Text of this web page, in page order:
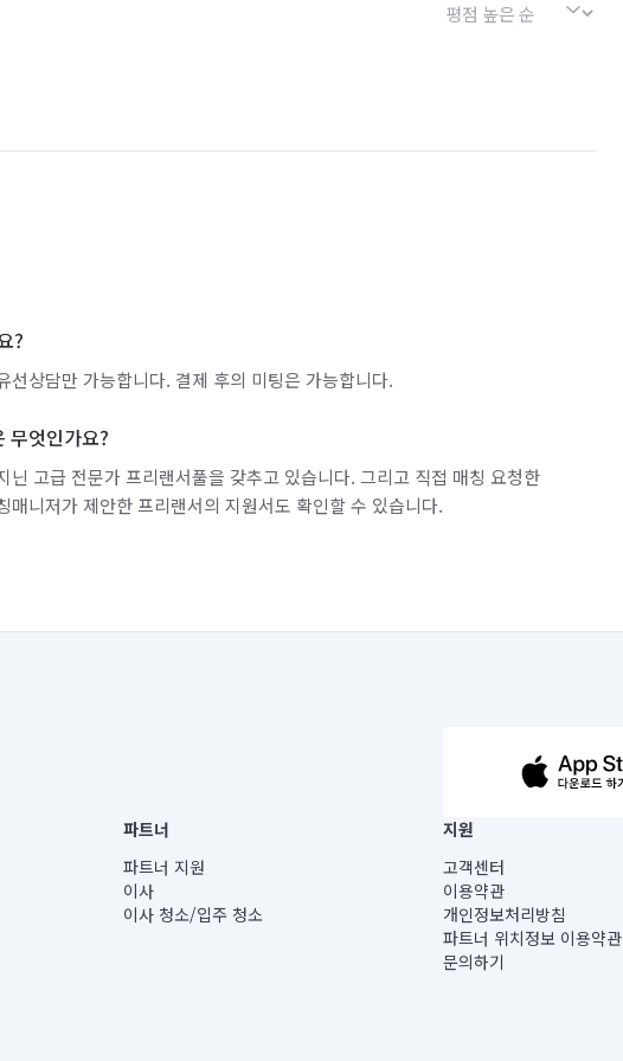
?
선상담만 가능합니다. 결제 후의 미팅은 가능합니다.
무엇인가요?
닌 고급 전문가 프리랜서풀을 갖추고 있습니다. 그리고 직접 매칭 요청한
매니저가 제안한 프리랜서의 지원서도 확인할 수 있습니다.
| 인허가번호 : 2016-3220163-14-5-00019 |
-1400(공정거래위원회 정보) |
RHEE
곡로 6(중학동, 트윈트리빌딩) B동 5층
송동 율곡로 24, 7층, 8층 미소
파트너
파트너 지원
이사
이사 청소/입주 청소
지원
고객센터
이용약관
개인정보처리방침
파트너 위치정보 이용약관
문의하기